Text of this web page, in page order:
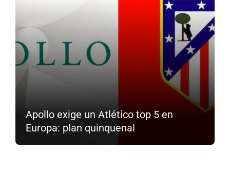
Apollo exige un Atlético top 5 en
Europa: plan quinquenal